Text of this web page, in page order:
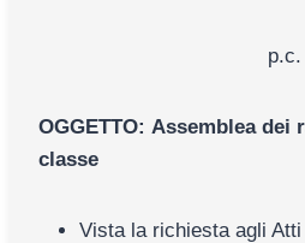
OGGETTO: Assemblea dei
classe
Vista la richiesta agli Atti